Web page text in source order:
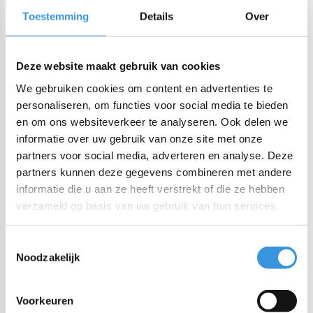
Toestemming Details Over
Deze website maakt gebruik van cookies
We gebruiken cookies om content en advertenties te
personaliseren, om functies voor social media te bieden
en om ons websiteverkeer te analyseren. Ook delen we
informatie over uw gebruik van onze site met onze
partners voor social media, adverteren en analyse. Deze
partners kunnen deze gegevens combineren met andere
informatie die u aan ze heeft verstrekt of die ze hebben
verzameld op basis van uw gebruik van hun services.
Noodzakelijk
Voorkeuren
Productomschrijving
Yumbox Panino Lavande Paars / Eenhoorn
Verpak een gezonde, gevarieerde lunch in de Yumbox Panino
met 4 compartimenten. Dankzij de handige indeling stel je
eenvoudig een uitgebalanceerde maaltijd samen, met ruimte
voor fruit, noten, crackers, yoghurt of een dip. De siliconen
afdichting in de deksel zorgt ervoor dat elk vakje afzonderlijk
wordt afgesloten, waardoor de inhoud lekvrij blijft. Ideaal
voor natte snacks zoals yoghurt of appelmoes (niet geschikt
Indeling van de vakken:
Vak 1: 470 ml (2 cups) – geschikt voor bijvoorbeeld een
boterham of salade